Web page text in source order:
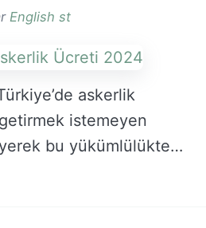
English st
askerlik
istemeyen
bu yükümlülükten